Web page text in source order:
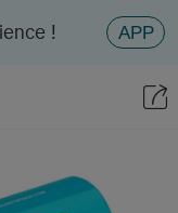
! APP